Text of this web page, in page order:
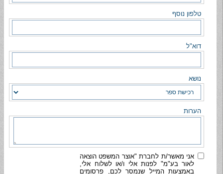
טלפון נוסף
דוא"ל
נושא
הערות
אני מאשר/ת לחברת "אוצר המשפט הוצאה
לאור בע"מ" לפנות אלי ו/או לשלוח אלי,
באמצעות המייל שנמסר לכם, פרסומים